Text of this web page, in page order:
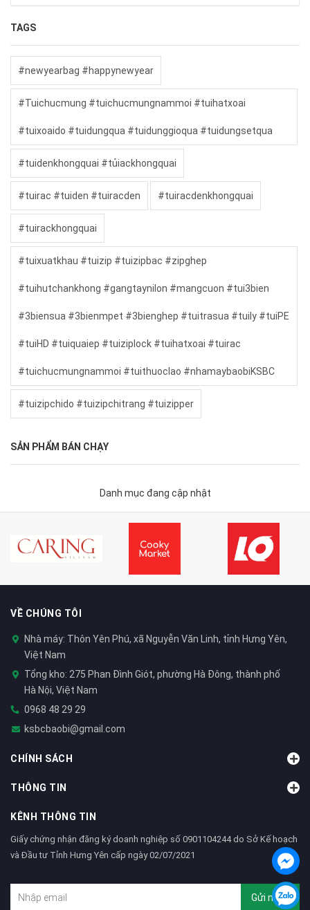
TAGS
#newyearbag #happynewyear
#Tuichucmung #tuichucmungnammoi #tuihatxoai
#tuixoaido #tuidungqua #tuidunggioqua #tuidungsetqua
#tuidenkhongquai #tủiackhongquai
#tuirac #tuiden #tuiracden #tuiracdenkhongquai
#tuirackhongquai
#tuixuatkhau #tuizip #tuizipbac #zipghep
#tuihutchankhong #gangtaynilon #mangcuon #tui3bien
#3biensua #3bienmpet #3bienghep #tuitrasua #tuily #tuiPE
#tuiHD #tuiquaiep #tuiziplock #tuihatxoai #tuirac
#tuichucmungnammoi #tuithuoclao #nhamaybaobiKSBC
#tuizipchido #tuizipchitrang #tuizipper
SẢN PHẨM BÁN CHẠY
Danh mục đang cập nhật
VỀ CHÚNG TÔI
Nhà máy: Thôn Yên Phú, xã Nguyễn Văn Linh, tỉnh Hưng Yên,
Việt Nam
Tổng kho: 275 Phan Đình Giót, phường Hà Đông, thành phố
Hà Nội, Việt Nam
0968 48 29 29
ksbcbaobi@gmail.com
CHÍNH SÁCH
THÔNG TIN
KÊNH THÔNG TIN
Giấy chứng nhận đăng ký doanh nghiệp số 0901104244 do Sở Kế hoạch
và Đầu tư Tỉnh Hưng Yên cấp ngày 02/07/2021
Gửi ngay